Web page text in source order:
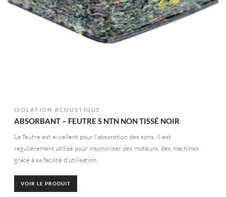
ISOLATION ACOUSTIQUE
ABSORBANT – FEUTRE S NTN NON TISSÉ NOIR
Le feutre est excellent pour l’absorption des sons. Il est
régulièrement utilisé pour insonoriser des moteurs, des machines
grâce à sa facilité d’utilisation.
VOIR LE PRODUIT